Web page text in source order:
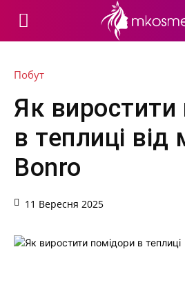
Побут
Як виростити
в теплиці від
Bonro
11 Вересня 2025